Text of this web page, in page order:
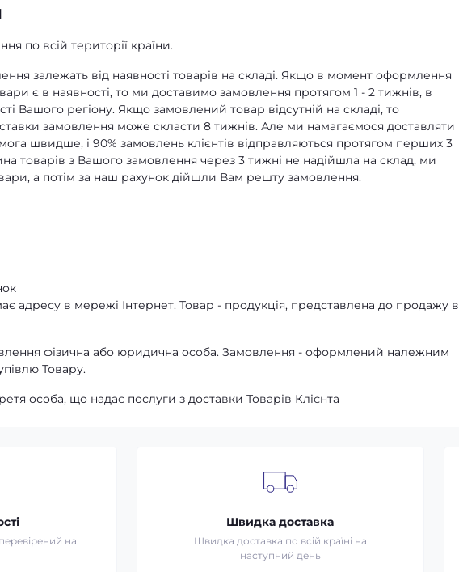
по всій території країни.
залежать від наявності товарів на складі. Якщо в момент оформлення
є в наявності, то ми доставимо замовлення протягом 1 - 2 тижнів, в
Вашого регіону. Якщо замовлений товар відсутній на складі, то
замовлення може скласти 8 тижнів. Але ми намагаємося доставляти
швидше, і 90% замовлень клієнтів відправляються протягом перших 3
товарів з Вашого замовлення через 3 тижні не надійшла на склад, ми
а потім за наш рахунок дійшли Вам решту замовлення.
адресу в мережі Інтернет. Товар - продукція, представлена ​​до продажу в
фізична або юридична особа. Замовлення - оформлений належним
Товару.
особа, що надає послуги з доставки Товарів Клієнта
на
Швидка доставка
Швидка доставка по всій країні на
наступний день